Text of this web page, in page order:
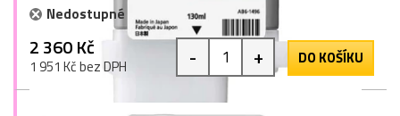
Nedostupné
2 360 Kč
1 951 Kč bez DPH - + DO KOŠÍKU